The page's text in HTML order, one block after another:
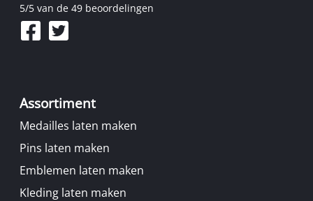
5/5 van de 49 beoordelingen
Assortiment
Medailles laten maken
Pins laten maken
Emblemen laten maken
Kleding laten maken